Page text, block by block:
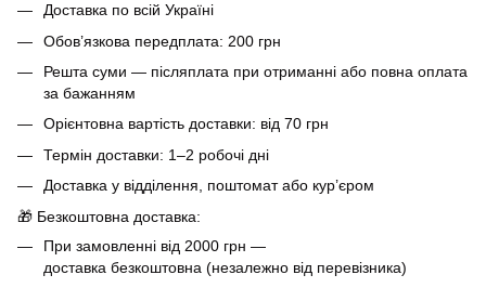
Доставка по всій Україні
Обов’язкова передплата: 200 грн
Решта суми — післяплата при отриманні або повна оплата
за бажанням
Орієнтовна вартість доставки: від 70 грн
Термін доставки: 1–2 робочі дні
Доставка у відділення, поштомат або кур’єром
🎁 Безкоштовна доставка:
При замовленні від 2000 грн —
доставка безкоштовна (незалежно від перевізника)